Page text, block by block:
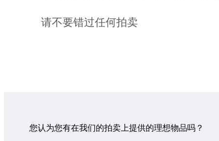
请不要错过任何拍卖
您认为您有在我们的拍卖上提供的理想物品吗？